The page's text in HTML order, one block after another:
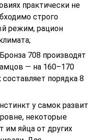
практически не
строго
режим, рацион
708 производят
— на 160–170
порядка 8
у самок развит
некоторые
им яйца от других